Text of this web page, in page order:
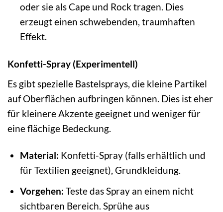
oder sie als Cape und Rock tragen. Dies
erzeugt einen schwebenden, traumhaften
Effekt.
Konfetti-Spray (Experimentell)
Es gibt spezielle Bastelsprays, die kleine Partikel
auf Oberflächen aufbringen können. Dies ist eher
für kleinere Akzente geeignet und weniger für
eine flächige Bedeckung.
Material: Konfetti-Spray (falls erhältlich und
für Textilien geeignet), Grundkleidung.
Vorgehen: Teste das Spray an einem nicht
sichtbaren Bereich. Sprühe aus